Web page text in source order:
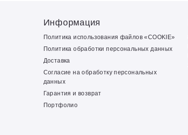
Информация
Политика использования файлов «COOKIE»
Политика обработки персональных данных
Доставка
Согласие на обработку персональных
данных
Гарантия и возврат
Портфолио